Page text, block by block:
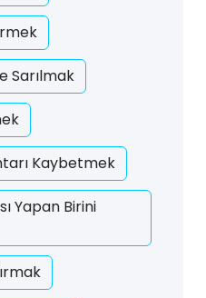
Sarılmak
Kaybetmek
Yapan Birini